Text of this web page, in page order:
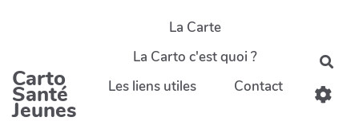
Carto
Santé
Jeunes
La Carte
La Carto c'est quoi ?
Les liens utiles
Contact